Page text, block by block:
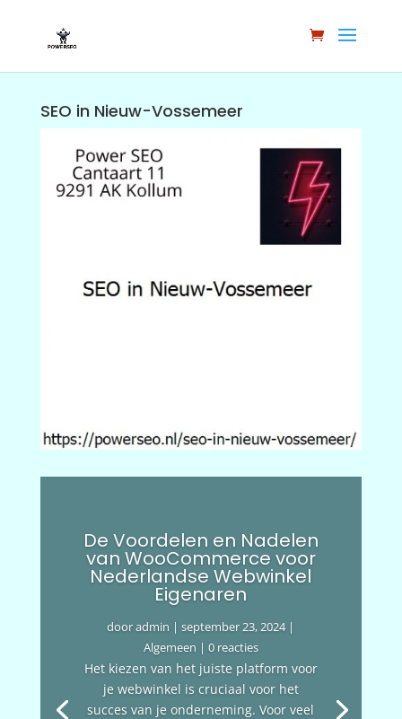
SEO in Nieuw-Vossemeer
De Voordelen en Nadelen
van WooCommerce voor
Nederlandse Webwinkel
Eigenaren
dooradmin |september 23, 2024|
Algemeen | 0 reacties
Het kiezen van het juiste platform voor
je webwinkel is cruciaal voor het
succes van je onderneming. Voor veel